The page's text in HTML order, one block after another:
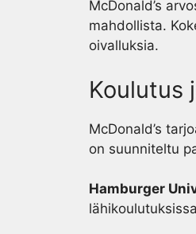
McDonald’s
mahdollista.
oivalluksia.
Koulutus
McDonald’s
on suunniteltu
Hamburger